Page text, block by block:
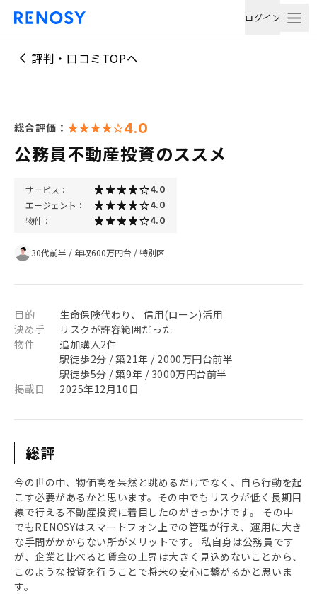
ログイン
評判・口コミTOPへ
総合評価： 4.0
公務員不動産投資のススメ
サービス： 4.0
エージェント： 4.0
物件： 4.0
30代前半 / 年収600万円台 /特別区
目的
生命保険代わり、 信用(ローン)活用
決め手
リスクが許容範囲だった
物件
追加購入2件
駅徒歩2分 / 築21年 / 2000万円台前半
駅徒歩5分 / 築9年 / 3000万円台前半
掲載日
2025年12月10日
総評
今の世の中、物価高を呆然と眺めるだけでなく、自ら行動を起
こす必要があるかと思います。その中でもリスクが低く長期目
線で行える不動産投資に着目したのがきっかけです。 その中
でもRENOSYはスマートフォン上での管理が行え、運用に大き
な手間がかからない所がメリットです。 私自身は公務員です
が、企業と比べると賃金の上昇は大きく見込めないことから、
このような投資を行うことで将来の安心に繋がるかと思いま
す。